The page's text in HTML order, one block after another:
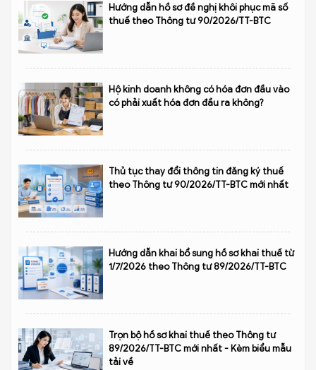
Hướng dẫn hồ sơ đề nghị khôi phục mã số
thuế theo Thông tư 90/2026/TT-BTC
Hộ kinh doanh không có hóa đơn đầu vào
có phải xuất hóa đơn đầu ra không?
Thủ tục thay đổi thông tin đăng ký thuế
theo Thông tư 90/2026/TT-BTC mới nhất
Hướng dẫn khai bổ sung hồ sơ khai thuế từ
1/7/2026 theo Thông tư 89/2026/TT-BTC
Trọn bộ hồ sơ khai thuế theo Thông tư
89/2026/TT-BTC mới nhất - Kèm biểu mẫu
tải về